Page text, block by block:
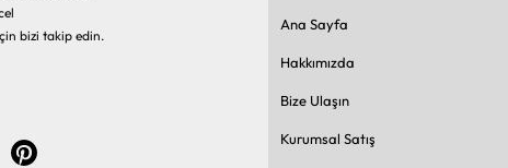
bizi takip edin.
Ana Sayfa
Hakkımızda
Bize Ulaşın
Kurumsal Satış